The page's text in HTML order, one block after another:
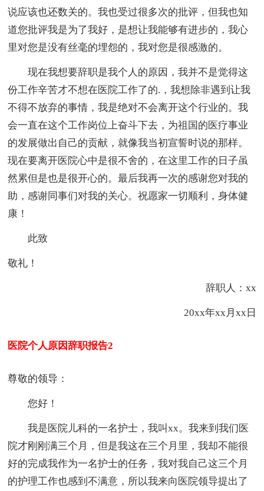
说应该也还数关的。我也受过很多次的批评，但我也知
道您批评我是为了我好，是想让我能够有进步的，我心
里对您是没有丝毫的埋怨的，我对您是很感激的。
现在我想要辞职是我个人的原因，我并不是觉得这
份工作辛苦才不想在医院工作了的.，我想除非遇到让我
不得不放弃的事情，我是绝对不会离开这个行业的。我
会一直在这个工作岗位上奋斗下去，为祖国的医疗事业
的发展做出自己的贡献，就像我当初宣誓时说的那样。
现在要离开医院心中是很不舍的，在这里工作的日子虽
然累但是也是很开心的。最后我再一次的感谢您对我的
助，感谢同事们对我的关心。祝愿家一切顺利，身体健
康！
此致
敬礼！
辞职人：xx
20xx年xx月xx日
医院个人原因辞职报告2
尊敬的领导：
您好！
我是医院儿科的一名护士，我叫xx。我来到我们医
院才刚刚满三个月，但是我这在三个月里，我却不能很
好的完成我作为一名护士的任务，我对我自己这三个月
的护理工作也感到不满意，所以我来向医院领导提出了